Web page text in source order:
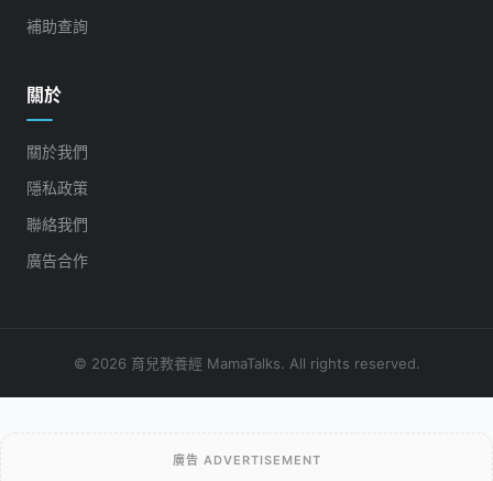
補助查詢
關於
關於我們
隱私政策
聯絡我們
廣告合作
© 2026 育兒教養經 MamaTalks. All rights reserved.
廣告 ADVERTISEMENT